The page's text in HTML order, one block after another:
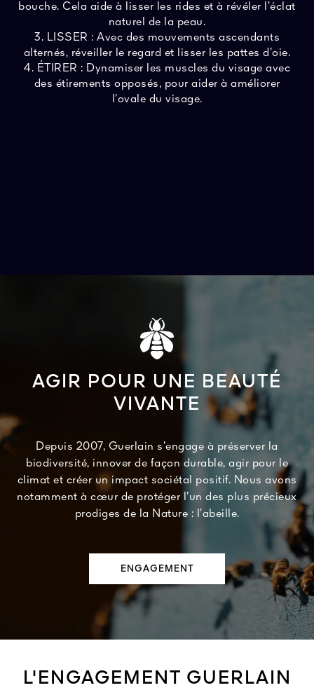
bouche. Cela aide à lisser les rides et à révéler l’éclat
naturel de la peau.
3. LISSER : Avec des mouvements ascendants
alternés, réveiller le regard et lisser les pattes d’oie.
4. ÉTIRER : Dynamiser les muscles du visage avec
des étirements opposés, pour aider à améliorer
l’ovale du visage.
AGIR POUR UNE BEAUTÉ
VIVANTE
Depuis 2007, Guerlain s’engage à préserver la
biodiversité, innover de façon durable, agir pour le
climat et créer un impact sociétal positif. Nous avons
notamment à cœur de protéger l’un des plus précieux
prodiges de la Nature : l’abeille.
ENGAGEMENT
L'ENGAGEMENT GUERLAIN